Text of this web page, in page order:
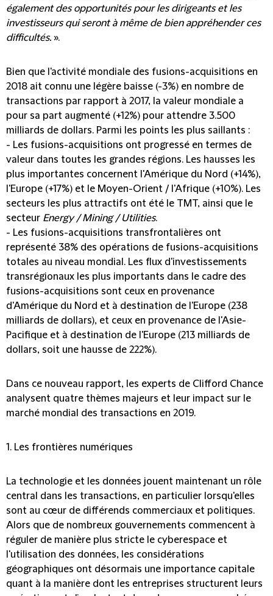
également des opportunités pour les dirigeants et les
investisseurs qui seront à même de bien appréhender ces
difficultés. ».
Bien que l'activité mondiale des fusions-acquisitions en
2018 ait connu une légère baisse (-3%) en nombre de
transactions par rapport à 2017, la valeur mondiale a
pour sa part augmenté (+12%) pour attendre 3.500
milliards de dollars. Parmi les points les plus saillants :
- Les fusions-acquisitions ont progressé en termes de
valeur dans toutes les grandes régions. Les hausses les
plus importantes concernent l'Amérique du Nord (+14%),
l'Europe (+17%) et le Moyen-Orient / l'Afrique (+10%). Les
secteurs les plus attractifs ont été le TMT, ainsi que le
secteur Energy / Mining / Utilities.
- Les fusions-acquisitions transfrontalières ont
représenté 38% des opérations de fusions-acquisitions
totales au niveau mondial . Les flux d'investissements
transrégionaux les plus importants dans le cadre des
fusions-acquisitions sont ceux en provenance
d'Amérique du Nord et à destination de l'Europe (238
milliards de dollars), et ceux en provenance de l'Asie-
Pacifique et à destination de l'Europe (213 milliards de
dollars, soit une hausse de 222%).
Dans ce nouveau rapport, les experts de Clifford Chance
analysent quatre thèmes majeurs et leur impact sur le
marché mondial des transactions en 2019.
1. Les frontières numériques
La technologie et les données jouent maintenant un rôle
central dans les transactions, en particulier lorsqu'elles
sont au cœur de différends commerciaux et politiques.
Alors que de nombreux gouvernements commencent à
réguler de manière plus stricte le cyberespace et
l'utilisation des données, les considérations
géographiques ont désormais une importance capitale
quant à la manière dont les entreprises structurent leurs